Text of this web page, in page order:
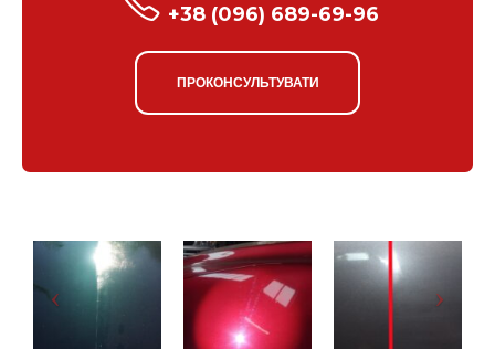
+38 (096) 689-69-96
ПРОКОНСУЛЬТУВАТИ